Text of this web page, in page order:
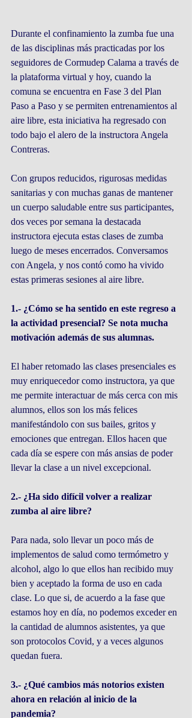
Durante el confinamiento la zumba fue una
de las disciplinas más practicadas por los
seguidores de Cormudep Calama a través de
la plataforma virtual y hoy, cuando la
comuna se encuentra en Fase 3 del Plan
Paso a Paso y se permiten entrenamientos al
aire libre, esta iniciativa ha regresado con
todo bajo el alero de la instructora Angela
Contreras.
Con grupos reducidos, rigurosas medidas
sanitarias y con muchas ganas de mantener
un cuerpo saludable entre sus participantes,
dos veces por semana la destacada
instructora ejecuta estas clases de zumba
luego de meses encerrados. Conversamos
con Angela, y nos contó como ha vivido
estas primeras sesiones al aire libre.
1.- ¿Cómo se ha sentido en este regreso a
la actividad presencial? Se nota mucha
motivación además de sus alumnas.
El haber retomado las clases presenciales es
muy enriquecedor como instructora, ya que
me permite interactuar de más cerca con mis
alumnos, ellos son los más felices
manifestándolo con sus bailes, gritos y
emociones que entregan. Ellos hacen que
cada día se espere con más ansias de poder
llevar la clase a un nivel excepcional.
2.- ¿Ha sido difícil volver a realizar
zumba al aire libre?
Para nada, solo llevar un poco más de
implementos de salud como termómetro y
alcohol, algo lo que ellos han recibido muy
bien y aceptado la forma de uso en cada
clase. Lo que si, de acuerdo a la fase que
estamos hoy en día, no podemos exceder en
la cantidad de alumnos asistentes, ya que
son protocolos Covid, y a veces algunos
quedan fuera.
3.- ¿Qué cambios más notorios existen
ahora en relación al inicio de la
pandemia?